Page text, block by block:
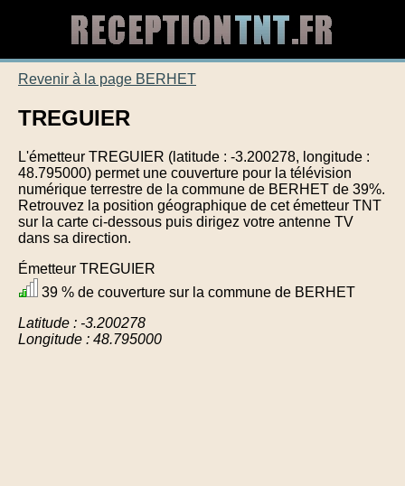
Revenir à la page BERHET
TREGUIER
L'émetteur TREGUIER (latitude : -3.200278, longitude :
48.795000) permet une couverture pour la télévision
numérique terrestre de la commune de BERHET de 39%.
Retrouvez la position géographique de cet émetteur TNT
sur la carte ci-dessous puis dirigez votre antenne TV
dans sa direction.
Émetteur TREGUIER
39 % de couverture sur la commune de BERHET
Latitude : -3.200278
Longitude : 48.795000